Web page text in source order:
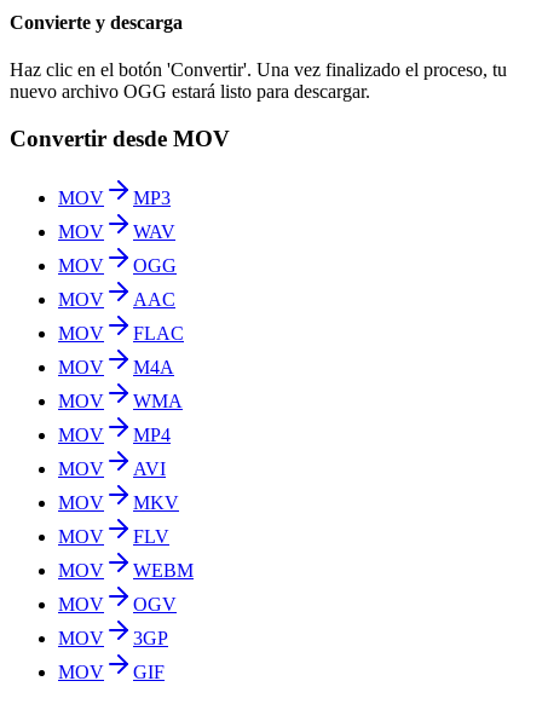
Convierte y descarga
Haz clic en el botón 'Convertir'. Una vez finalizado el proceso, tu
nuevo archivo OGG estará listo para descargar.
Convertir desde MOV
MOV
MP3
MOV
WAV
MOV
OGG
MOV
AAC
MOV
FLAC
MOV
M4A
MOV
WMA
MOV
MP4
MOV
AVI
MOV
MKV
MOV
FLV
MOV
WEBM
MOV
OGV
MOV
3GP
MOV
GIF